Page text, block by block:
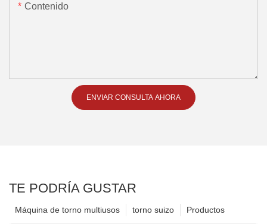
Contenido
ENVIAR CONSULTA AHORA
TE PODRÍA GUSTAR
Productos
torno suizo
Máquina de torno multiusos